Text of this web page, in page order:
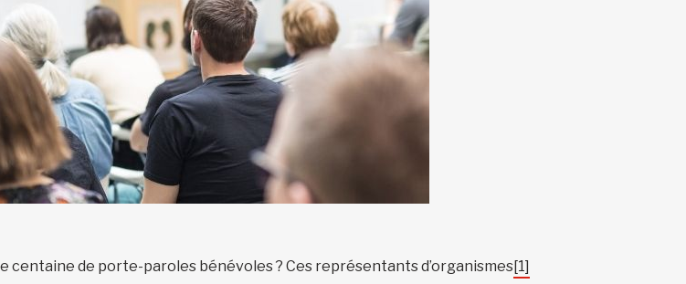
centaine de porte-paroles bénévoles ? Ces représentants d’organismes[1]